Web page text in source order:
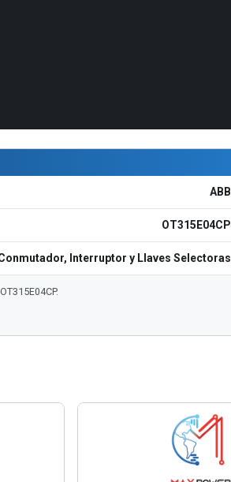
ABB
OT315E04CP
Interruptor y Llaves Selectoras